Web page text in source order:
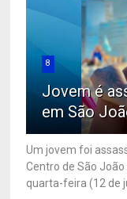
8
Jovem é
em São
Um jovem foi
Centro de São
quarta-feira (12 de